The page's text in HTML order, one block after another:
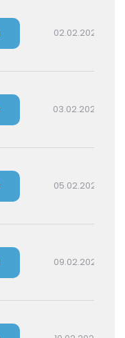
02.02.2027 16:00
03.02.2027 14:30
05.02.2027 16:00
09.02.2027 16:00